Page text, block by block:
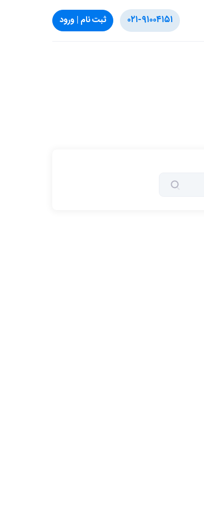
۰۲۱-۹۱۰۰۴۱۵۱ ثبت‌ نام | ورود